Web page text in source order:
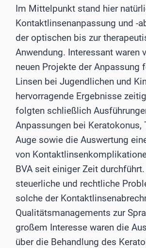
Im Mittelpunkt stand hier
Kontaktlinsenanpassung und -
der optischen bis zur
Anwendung. Interessant waren
neuen Projekte der Anpassung
Linsen bei Jugendlichen und
hervorragende Ergebnisse
folgten schließlich
Anpassungen bei Keratokonus,
Auge sowie die Auswertung
von
BVA seit einiger Zeit
steuerliche und rechtliche
solche der
Qualitätsmanagements zur
großem Interesse waren die
über die Behandlung des